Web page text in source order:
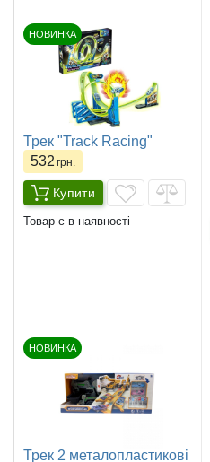
НОВИНКА
Трек "Track Racing"
532 грн.
Купити
Товар є в наявності
НОВИНКА
Трек 2 металопластикові